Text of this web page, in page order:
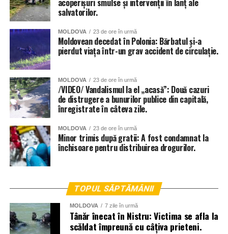
acoperișuri smulse și intervenții în lanț ale
salvatorilor.
MOLDOVA 23 de ore în urmă
Moldovean decedat în Polonia: Bărbatul și-a
pierdut viața într-un grav accident de circulație.
MOLDOVA 23 de ore în urmă
/VIDEO/ Vandalismul la el „acasă”: Două cazuri
de distrugere a bunurilor publice din capitală,
înregistrate în câteva zile.
MOLDOVA 23 de ore în urmă
Minor trimis după gratii: A fost condamnat la
închisoare pentru distribuirea drogurilor.
TOPUL SĂPTĂMÂNII
MOLDOVA 7 zile în urmă
Tânăr înecat în Nistru: Victima se afla la
scăldat împreună cu câțiva prieteni.